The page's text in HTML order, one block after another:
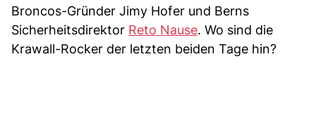
Broncos-Gründer Jimy Hofer und Berns
Sicherheitsdirektor Reto Nause. Wo sind die
Krawall-Rocker der letzten beiden Tage hin?